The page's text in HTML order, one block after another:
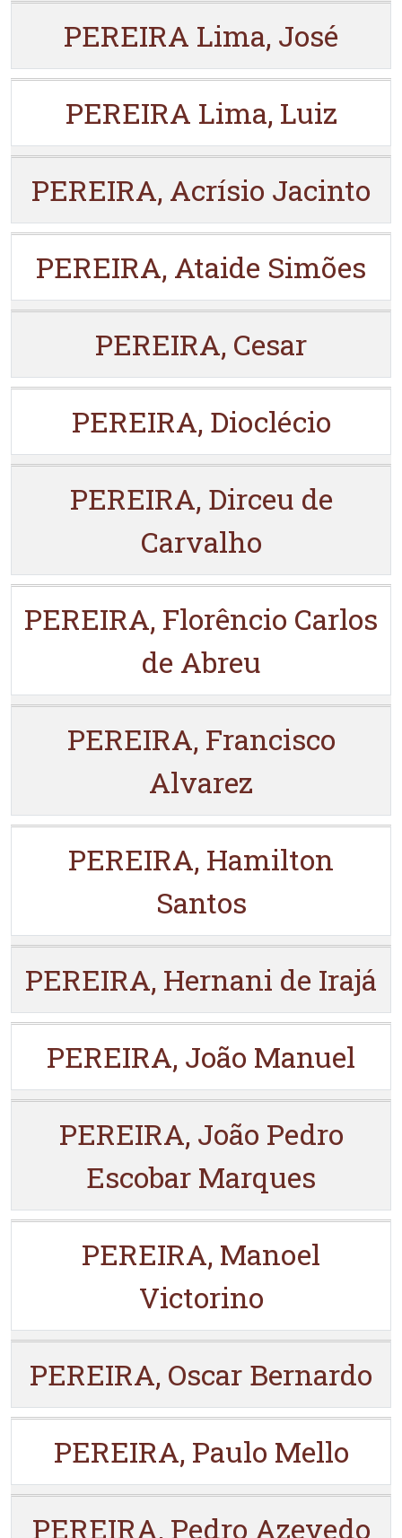
PEREIRA Lima, José
PEREIRA Lima, Luiz
PEREIRA, Acrísio Jacinto
PEREIRA, Ataide Simões
PEREIRA, Cesar
PEREIRA, Dioclécio
PEREIRA, Dirceu de
Carvalho
PEREIRA, Florêncio Carlos
de Abreu
PEREIRA, Francisco
Alvarez
PEREIRA, Hamilton
Santos
PEREIRA, Hernani de Irajá
PEREIRA, João Manuel
PEREIRA, João Pedro
Escobar Marques
PEREIRA, Manoel
Victorino
PEREIRA, Oscar Bernardo
PEREIRA, Paulo Mello
PEREIRA, Pedro Azevedo